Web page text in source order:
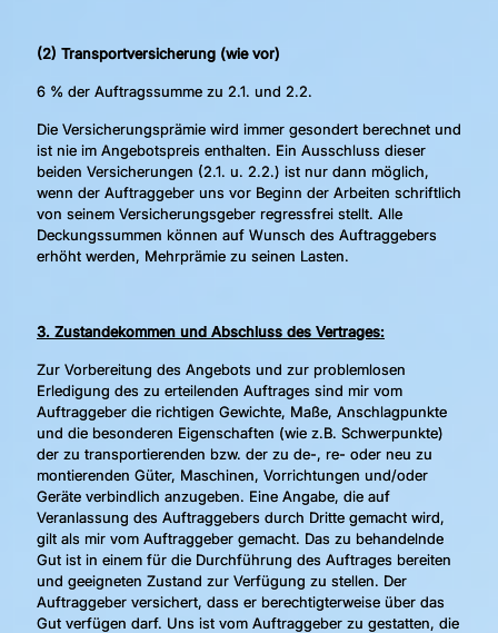
(2) Transportversicherung (wie vor)
6 % der Auftragssumme zu 2.1. und 2.2.
Die Versicherungsprämie wird immer gesondert berechnet und
ist nie im Angebotspreis enthalten. Ein Ausschluss dieser
beiden Versicherungen (2.1. u. 2.2.) ist nur dann möglich,
wenn der Auftraggeber uns vor Beginn der Arbeiten schriftlich
von seinem Versicherungsgeber regressfrei stellt. Alle
Deckungssummen können auf Wunsch des Auftraggebers
erhöht werden, Mehrprämie zu seinen Lasten.
3. Zustandekommen und Abschluss des Vertrages:
Zur Vorbereitung des Angebots und zur problemlosen
Erledigung des zu erteilenden Auftrages sind mir vom
Auftraggeber die richtigen Gewichte, Maße, Anschlagpunkte
und die besonderen Eigenschaften (wie z.B. Schwerpunkte)
der zu transportierenden bzw. der zu de-, re- oder neu zu
montierenden Güter, Maschinen, Vorrichtungen und/oder
Geräte verbindlich anzugeben. Eine Angabe, die auf
Veranlassung des Auftraggebers durch Dritte gemacht wird,
gilt als mir vom Auftraggeber gemacht. Das zu behandelnde
Gut ist in einem für die Durchführung des Auftrages bereiten
und geeigneten Zustand zur Verfügung zu stellen. Der
Auftraggeber versichert, dass er berechtigterweise über das
Gut verfügen darf. Uns ist vom Auftraggeber zu gestatten, die